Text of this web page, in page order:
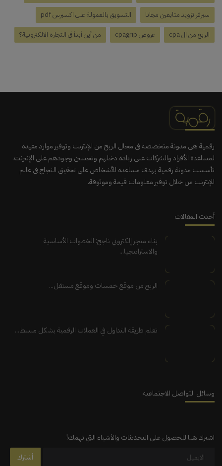
سيرفر تزويد متابعين مجانا التسويق بالعمولة علي اكسبرس pdf
الربح من ال cpa عروض cpagrip من أين أبدأ في التجارة الالكترونية؟
رقمية هي مدونة متخصصة في مجال الربح من الإنترنت وتوفير موارد مفيدة
لمساعدة الأفراد والشركات على زيادة دخلهم وتحسين وجودهم على الإنترنت.
تأسست مدونة رقمية بهدف مساعدة الأشخاص على تحقيق النجاح في عالم
الإنترنت من خلال توفير معلومات قيمة وموثوقة.
أحدث المقالات
بناء متجر إلكتروني ناجح: الخطوات الأساسية
والاستراتيجيا...
الربح من موقع خمسات وموقع مستقل...
تعلم طريقة التداول في العملات الرقمية بشكل مبسط...
وسائل التواصل الاجتماعية
اشترك هنا للحصول على التحديثات والأشياء التي تهمك!
أشترك